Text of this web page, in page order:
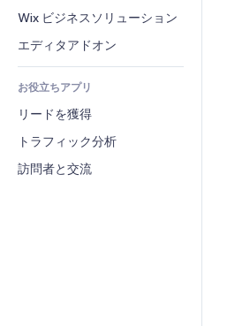
食品・飲料
ニュース
バナー・バッジ
電卓
検索
天気
チャート・テーブル
電話
コミュニティィ
レビュー・お客さまの声
CRM
Wix ビジネスソリューション
エディタアドオン
お役立ちアプリ
リードを獲得
トラフィック分析
訪問者と交流